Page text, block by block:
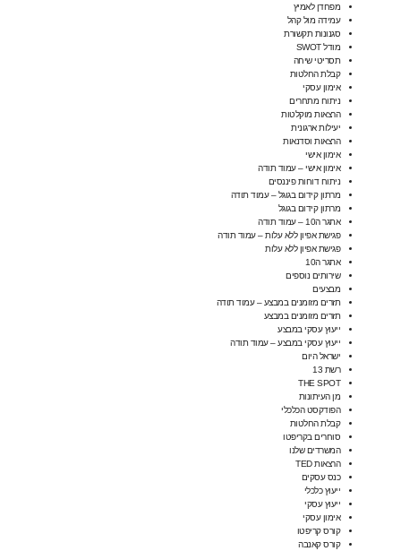
מפחדן לאמיץ
עמידה מול קהל
סגנונות תקשורת
מודל SWOT
תסריטי שיחה
קבלת החלטות
אימון עסקי
ניתוח מתחרים
הרצאות מוקלטות
יעילות ארגונית
הרצאות וסדנאות
אימון אישי
אימון אישי – עמוד תודה
ניתוח דוחות פיננסים
מרתון קידום בגוגל – עמוד תודה
מרתון קידום בגוגל
אתגר ה10 – עמוד תודה
פגישת אפיון ללא עלות – עמוד תודה
פגישת אפיון ללא עלות
אתגר ה10
שירותים נוספים
מבצעים
תזרים מזומנים במבצע – עמוד תודה
תזרים מזומנים במבצע
ייעוץ עסקי במבצע
ייעוץ עסקי במבצע – עמוד תודה
ישראל היום
רשת 13
THE SPOT
מן העיתונות
הפודקסט הכלכלי
קבלת החלטות
סוחרים בקריפטו
המשרדים שלנו
הרצאות TED
כנס עסקים
ייעוץ כלכלי
ייעוץ עסקי
אימון עסקי
קורס קריפטו
קורס קאנבה